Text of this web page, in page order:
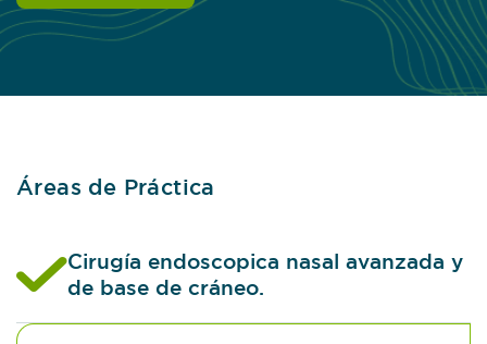
Áreas de Práctica
Cirugía endoscopica nasal avanzada y
de base de cráneo.